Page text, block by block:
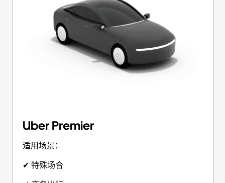
Uber Premier
适用场景：
✔ 特殊场合